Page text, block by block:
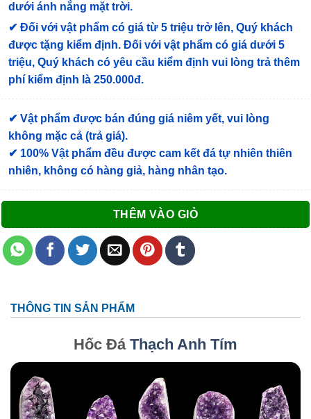
dưới ánh nắng mặt trời.
✔ Đối với vật phẩm có giá từ 5 triệu trở lên, Quý khách
được tặng kiểm định. Đối với vật phẩm có giá dưới 5
triệu, Quý khách có yêu cầu kiểm định vui lòng trả thêm
phí kiểm định là 250.000đ.
✔ Vật phẩm được bán đúng giá niêm yết, vui lòng
không mặc cả (trả giá).
✔ 100% Vật phẩm đều được cam kết đá tự nhiên thiên
nhiên, không có hàng giả, hàng nhân tạo.
THÊM VÀO GIỎ
THÔNG TIN SẢN PHẨM
Hốc Đá Thạch Anh Tím